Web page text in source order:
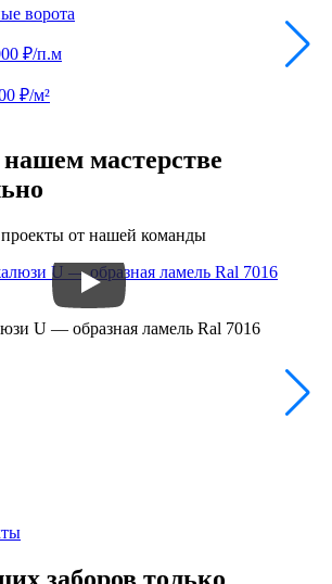
ворота
₽/п.м
₽/м²
мастерстве
от нашей команды
U — образная ламель Ral 7016